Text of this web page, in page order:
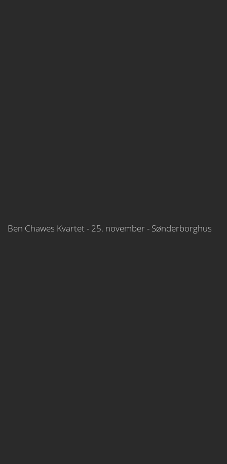
Ben Chawes Kvartet - 25. november - Sønderborghus